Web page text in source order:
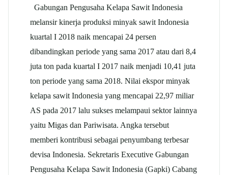
Gabungan Pengusaha Kelapa Sawit Indonesia
melansir kinerja produksi minyak sawit Indonesia
kuartal I 2018 naik mencapai 24 persen
dibandingkan periode yang sama 2017 atau dari 8,4
juta ton pada kuartal I 2017 naik menjadi 10,41 juta
ton periode yang sama 2018. Nilai ekspor minyak
kelapa sawit Indonesia yang mencapai 22,97 miliar
AS pada 2017 lalu sukses melampaui sektor lainnya
yaitu Migas dan Pariwisata. Angka tersebut
memberi kontribusi sebagai penyumbang terbesar
devisa Indonesia. Sekretaris Executive Gabungan
Pengusaha Kelapa Sawit Indonesia (Gapki) Cabang